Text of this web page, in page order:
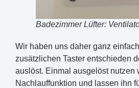
Badezimmer Lüfter:
Wir haben uns daher ganz
zusätzlichen Taster entschieden
auslöst. Einmal ausgelöst nutzen
Nachlauffunktion und lassen ihn